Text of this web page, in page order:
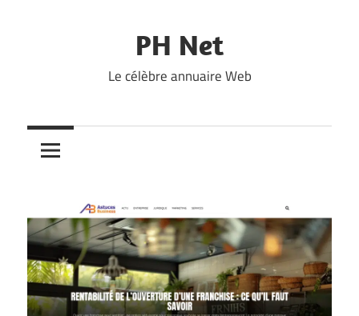
PH Net
Le célèbre annuaire Web